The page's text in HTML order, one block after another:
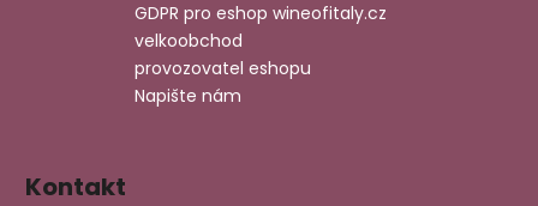
GDPR pro eshop wineofitaly.cz
velkoobchod
provozovatel eshopu
Napište nám
Kontakt